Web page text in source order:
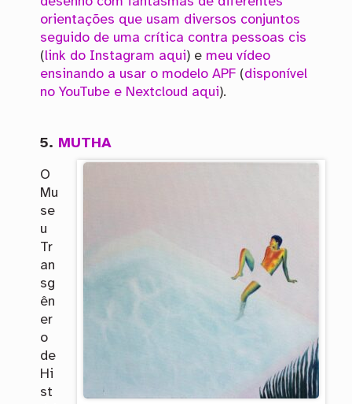
orientações que usam diversos conjuntos
seguido de uma crítica contra pessoas cis
(link do Instagram aqui) e meu vídeo
ensinando a usar o modelo APF(disponível
no YouTube e Nextcloud aqui).
5. MUTHA
O
Mu
se
u
Tr
an
sg
ên
er
o
de
Hi
st